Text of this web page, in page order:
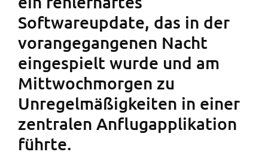
Softwareupdate, das in der
vorangegangenen Nacht
eingespielt wurde und am
Mittwochmorgen zu
Unregelmäßigkeiten in einer
zentralen Anflugapplikation
führte.